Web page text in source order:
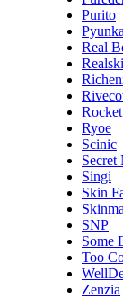
Purito
Real
Ryoe
Scinic
Secret
Singi
Skin
SNP
Some
Too
Zenzia